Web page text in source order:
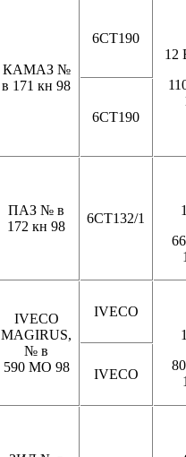
КАМАЗ №
в 171 кн 98
6СТ190
12
6СТ190
ПАЗ № в
172 кн 98
6СТ132/1
IVECO
MAGIRUS,
№ в
590 МО 98
IVECO
IVECO